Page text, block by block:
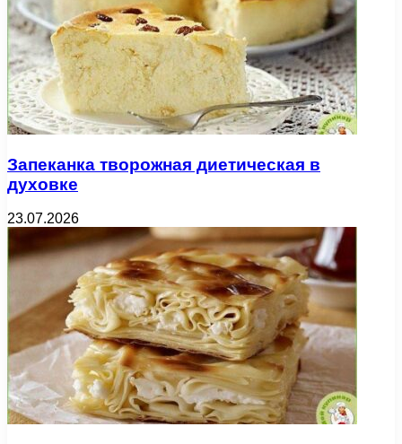
Запеканка творожная диетическая в
духовке
23.07.2026